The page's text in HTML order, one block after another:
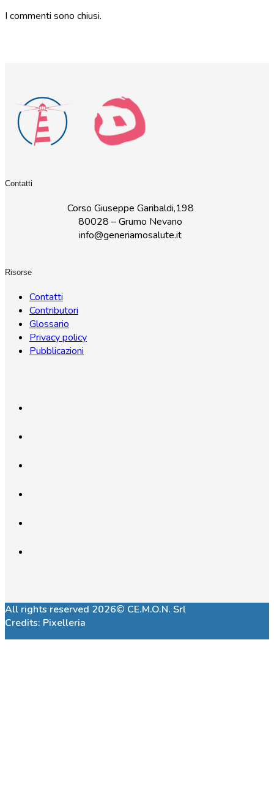
I commenti sono chiusi.
Contatti
Corso Giuseppe Garibaldi,198
80028 – Grumo Nevano
info@generiamosalute.it
Risorse
Contatti
Contributori
Glossario
Privacy policy
Pubblicazioni
All rights reserved 2026© CE.M.O.N. Srl
Credits: Pixelleria